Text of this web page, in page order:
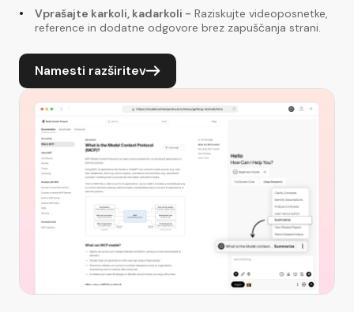
Vprašajte karkoli, kadarkoli - Raziskujte videoposnetke,
reference in dodatne odgovore brez zapuščanja strani.
Namesti razširitev